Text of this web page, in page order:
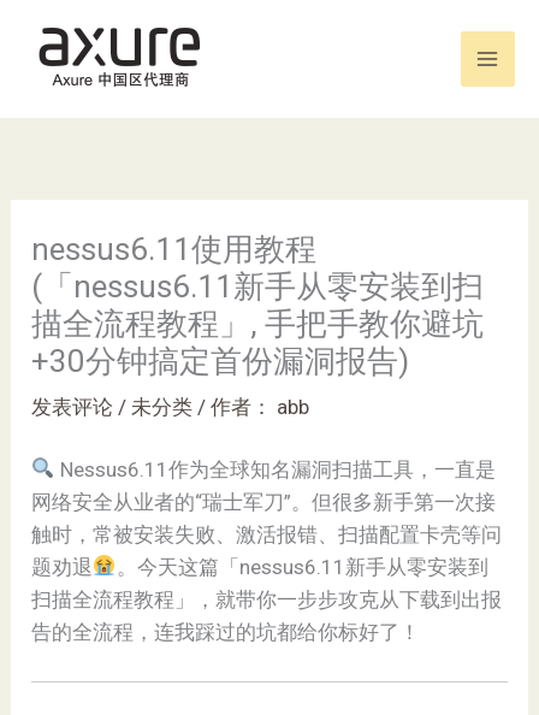
容
nessus6.11使用教程
(「nessus6.11新手从零安装到扫
描全流程教程」, 手把手教你避坑
+30分钟搞定首份漏洞报告)
发表评论 / 未分类 / 作者： abb
Nessus6.11作为全球知名漏洞扫描工具，一直是
网络安全从业者的“瑞士军刀”。但很多新手第一次接
触时，常被安装失败、激活报错、扫描配置卡壳等问
题劝退
。今天这篇「nessus6.11新手从零安装到
扫描全流程教程」，就带你一步步攻克从下载到出报
告的全流程，连我踩过的坑都给你标好了！